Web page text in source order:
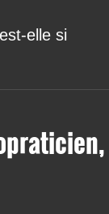
elle si